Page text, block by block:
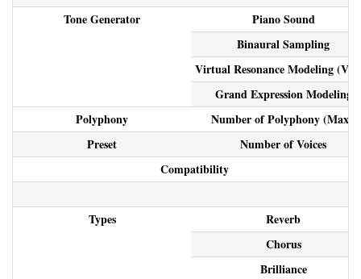
Tone Generator
Piano Sound
Binaural Sampling
Virtual Resonance Modeling
Grand Expression Modeling
Polyphony
Number of Polyphony (Max.)
Preset
Number of Voices
Compatibility
Types
Reverb
Chorus
Brilliance